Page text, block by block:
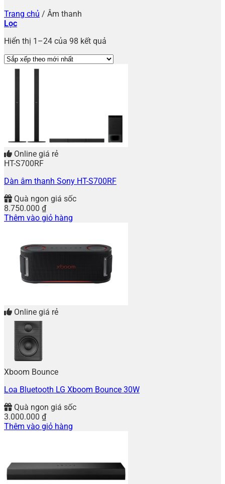
Trang chủ / Âm thanh
Lọc
Hiển thị 1–24 của 98 kết quả
Online giá rẻ
HT-S700RF
Dàn âm thanh Sony HT-S700RF
Quà ngon giá sốc
8.750.000 ₫
Thêm vào giỏ hàng
Online giá rẻ
Xboom Bounce
Loa Bluetooth LG Xboom Bounce 30W
Quà ngon giá sốc
3.000.000 ₫
Thêm vào giỏ hàng